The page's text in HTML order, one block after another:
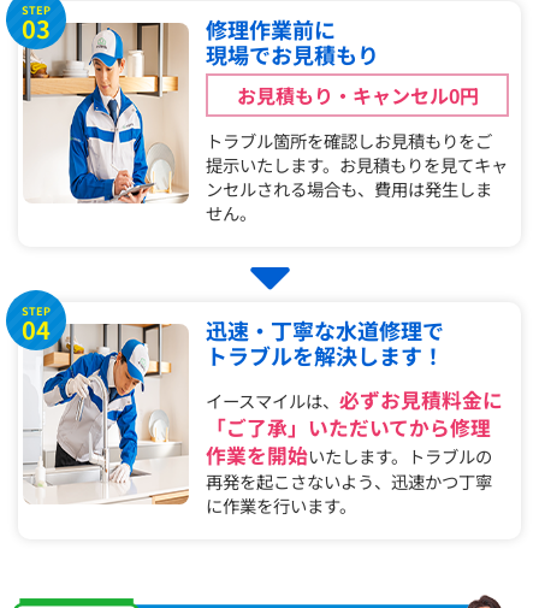
STEP
03
修理作業前に
現場でお見積もり
お見積もり・キャンセル0円
トラブル箇所を確認しお見積もりをご
提示いたします。お見積もりを見てキャ
ンセルされる場合も、費用は発生しま
せん。
STEP
04
迅速・丁寧な水道修理で
トラブルを解決します！
イースマイルは、必ずお見積料金に
「ご了承」いただいてから修理
作業を開始いたします。トラブルの
再発を起こさないよう、迅速かつ丁寧
に作業を行います。